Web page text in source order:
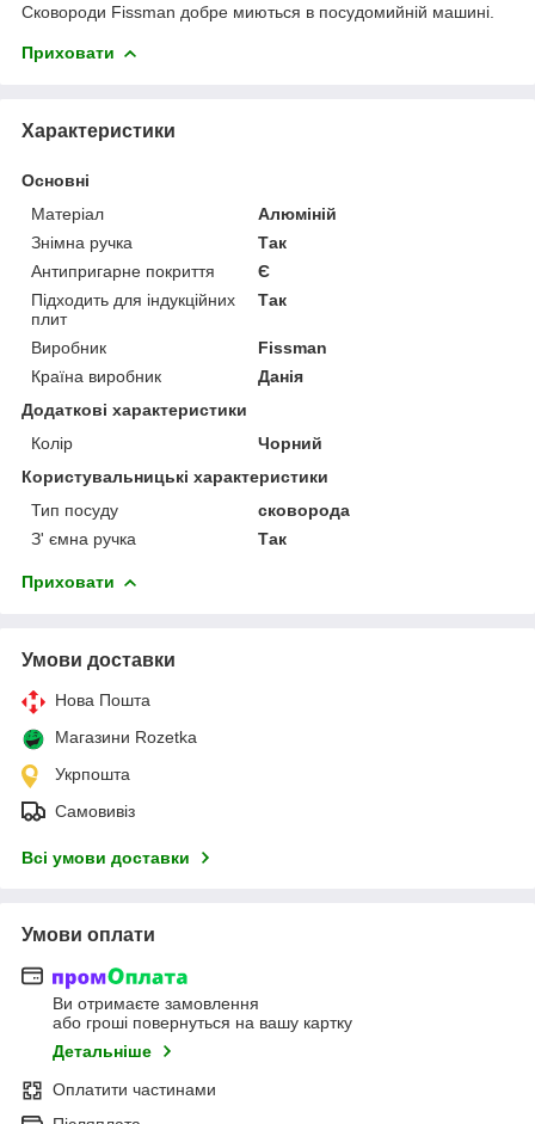
Сковороди Fissman добре миються в посудомийній машині.
Приховати
Характеристики
Основні
Матеріал
Алюміній
Знімна ручка
Так
Антипригарне покриття
Є
Підходить для індукційних
плит
Так
Виробник
Fissman
Країна виробник
Данія
Додаткові характеристики
Колір
Чорний
Користувальницькі характеристики
Тип посуду
сковорода
З' ємна ручка
Так
Приховати
Умови доставки
Нова Пошта
Магазини Rozetka
Укрпошта
Самовивіз
Всі умови доставки
Умови оплати
Ви отримаєте замовлення
або гроші повернуться на вашу картку
Детальніше
Оплатити частинами